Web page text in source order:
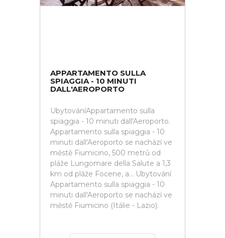
APPARTAMENTO SULLA
SPIAGGIA - 10 MINUTI
DALL'AEROPORTO
UbytováníAppartamento sulla
spiaggia - 10 minuti dall'Aeroporto.
Appartamento sulla spiaggia - 10
minuti dall'Aeroporto se nachází ve
městě Fiumicino, 500 metrů od
pláže Lungomare della Salute a 1,3
km od pláže Focene, a... Ubytování
Appartamento sulla spiaggia - 10
minuti dall'Aeroporto se nachází ve
městě Fiumicino (Itálie - Lazio).